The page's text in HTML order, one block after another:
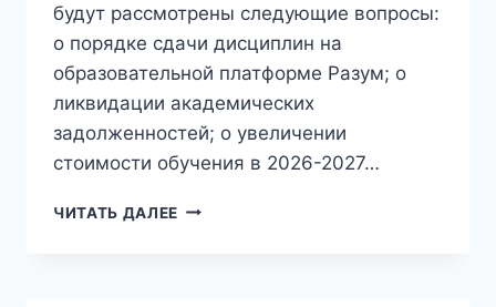
будут рассмотрены следующие вопросы:
о порядке сдачи дисциплин на
образовательной платформе Разум; о
ликвидации академических
задолженностей; о увеличении
стоимости обучения в 2026-2027…
ЧИТАТЬ ДАЛЕЕ ОБЪЯВЛЕНИЕ